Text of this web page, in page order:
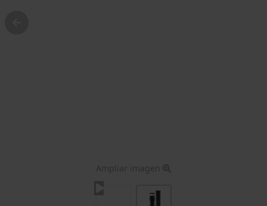
Ampliar imagen